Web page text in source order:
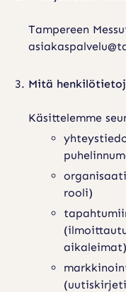
Tampereen
Mitä
Käsittelemme
rooli)
aikaleimat)